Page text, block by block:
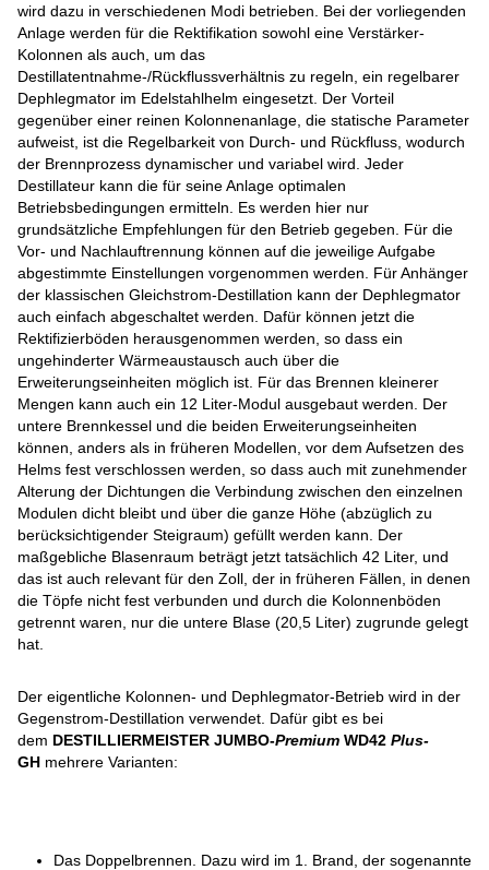
wird dazu in verschiedenen Modi betrieben. Bei der vorliegenden
Anlage werden für die Rektifikation sowohl eine Verstärker-
Kolonnen als auch, um das
Destillatentnahme-/Rückflussverhältnis zu regeln, ein regelbarer
Dephlegmator im Edelstahlhelm eingesetzt. Der Vorteil
gegenüber einer reinen Kolonnenanlage, die statische Parameter
aufweist, ist die Regelbarkeit von Durch- und Rückfluss, wodurch
der Brennprozess dynamischer und variabel wird. Jeder
Destillateur kann die für seine Anlage optimalen
Betriebsbedingungen ermitteln. Es werden hier nur
grundsätzliche Empfehlungen für den Betrieb gegeben. Für die
Vor- und Nachlauftrennung können auf die jeweilige Aufgabe
abgestimmte Einstellungen vorgenommen werden. Für Anhänger
der klassischen Gleichstrom-Destillation kann der Dephlegmator
auch einfach abgeschaltet werden. Dafür können jetzt die
Rektifizierböden herausgenommen werden, so dass ein
ungehinderter Wärmeaustausch auch über die
Erweiterungseinheiten möglich ist. Für das Brennen kleinerer
Mengen kann auch ein 12 Liter-Modul ausgebaut werden. Der
untere Brennkessel und die beiden Erweiterungseinheiten
können, anders als in früheren Modellen, vor dem Aufsetzen des
Helms fest verschlossen werden, so dass auch mit zunehmender
Alterung der Dichtungen die Verbindung zwischen den einzelnen
Modulen dicht bleibt und über die ganze Höhe (abzüglich zu
berücksichtigender Steigraum) gefüllt werden kann. Der
maßgebliche Blasenraum beträgt jetzt tatsächlich 42 Liter, und
das ist auch relevant für den Zoll, der in früheren Fällen, in denen
die Töpfe nicht fest verbunden und durch die Kolonnenböden
getrennt waren, nur die untere Blase (20,5 Liter) zugrunde gelegt
hat.
Der eigentliche Kolonnen- und Dephlegmator-Betrieb wird in der
Gegenstrom-Destillation verwendet. Dafür gibt es bei
dem DESTILLIERMEISTER JUMBO-Premium WD42Plus-
GH mehrere Varianten:
Das Doppelbrennen. Dazu wird im 1. Brand, der sogenannte